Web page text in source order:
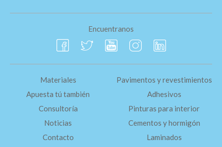
Encuentranos
Materiales
Apuesta tú también
Consultoría
Noticias
Contacto
Pavimentos y revestimientos
Adhesivos
Pinturas para interior
Cementos y hormigón
Laminados